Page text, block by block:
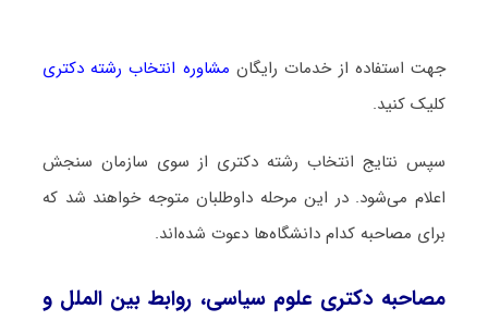
جهت استفاده از خدمات رایگان مشاوره انتخاب رشته دکتری
کلیک کنید.
سپس نتایج انتخاب رشته دکتری از سوی سازمان سنجش
اعلام می‌شود. در این مرحله داوطلبان متوجه خواهند شد که
برای مصاحبه کدام دانشگاه‌ها دعوت شده‌اند.
مصاحبه دکتری علوم سیاسی، روابط بین الملل و